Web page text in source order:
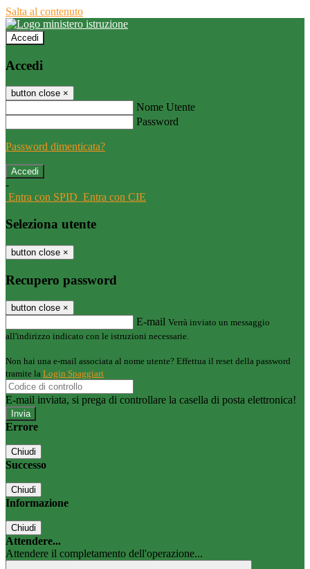
Salta al contenuto
Accedi
Accedi
button close ×
Nome Utente
Password
Password dimenticata?
-
Entra con SPID Entra con CIE
Seleziona utente
button close ×
Recupero password
button close ×
E-mail Verrà inviato un messaggio
all'indirizzo indicato con le istruzioni necessarie.
Non hai una e-mail associata al nome utente? Effettua il reset della password
tramite la Login Spaggiari
E-mail inviata, si prega di controllare la casella di posta elettronica!
Errore
Chiudi
Successo
Chiudi
Informazione
Chiudi
Attendere...
Attendere il completamento dell'operazione...